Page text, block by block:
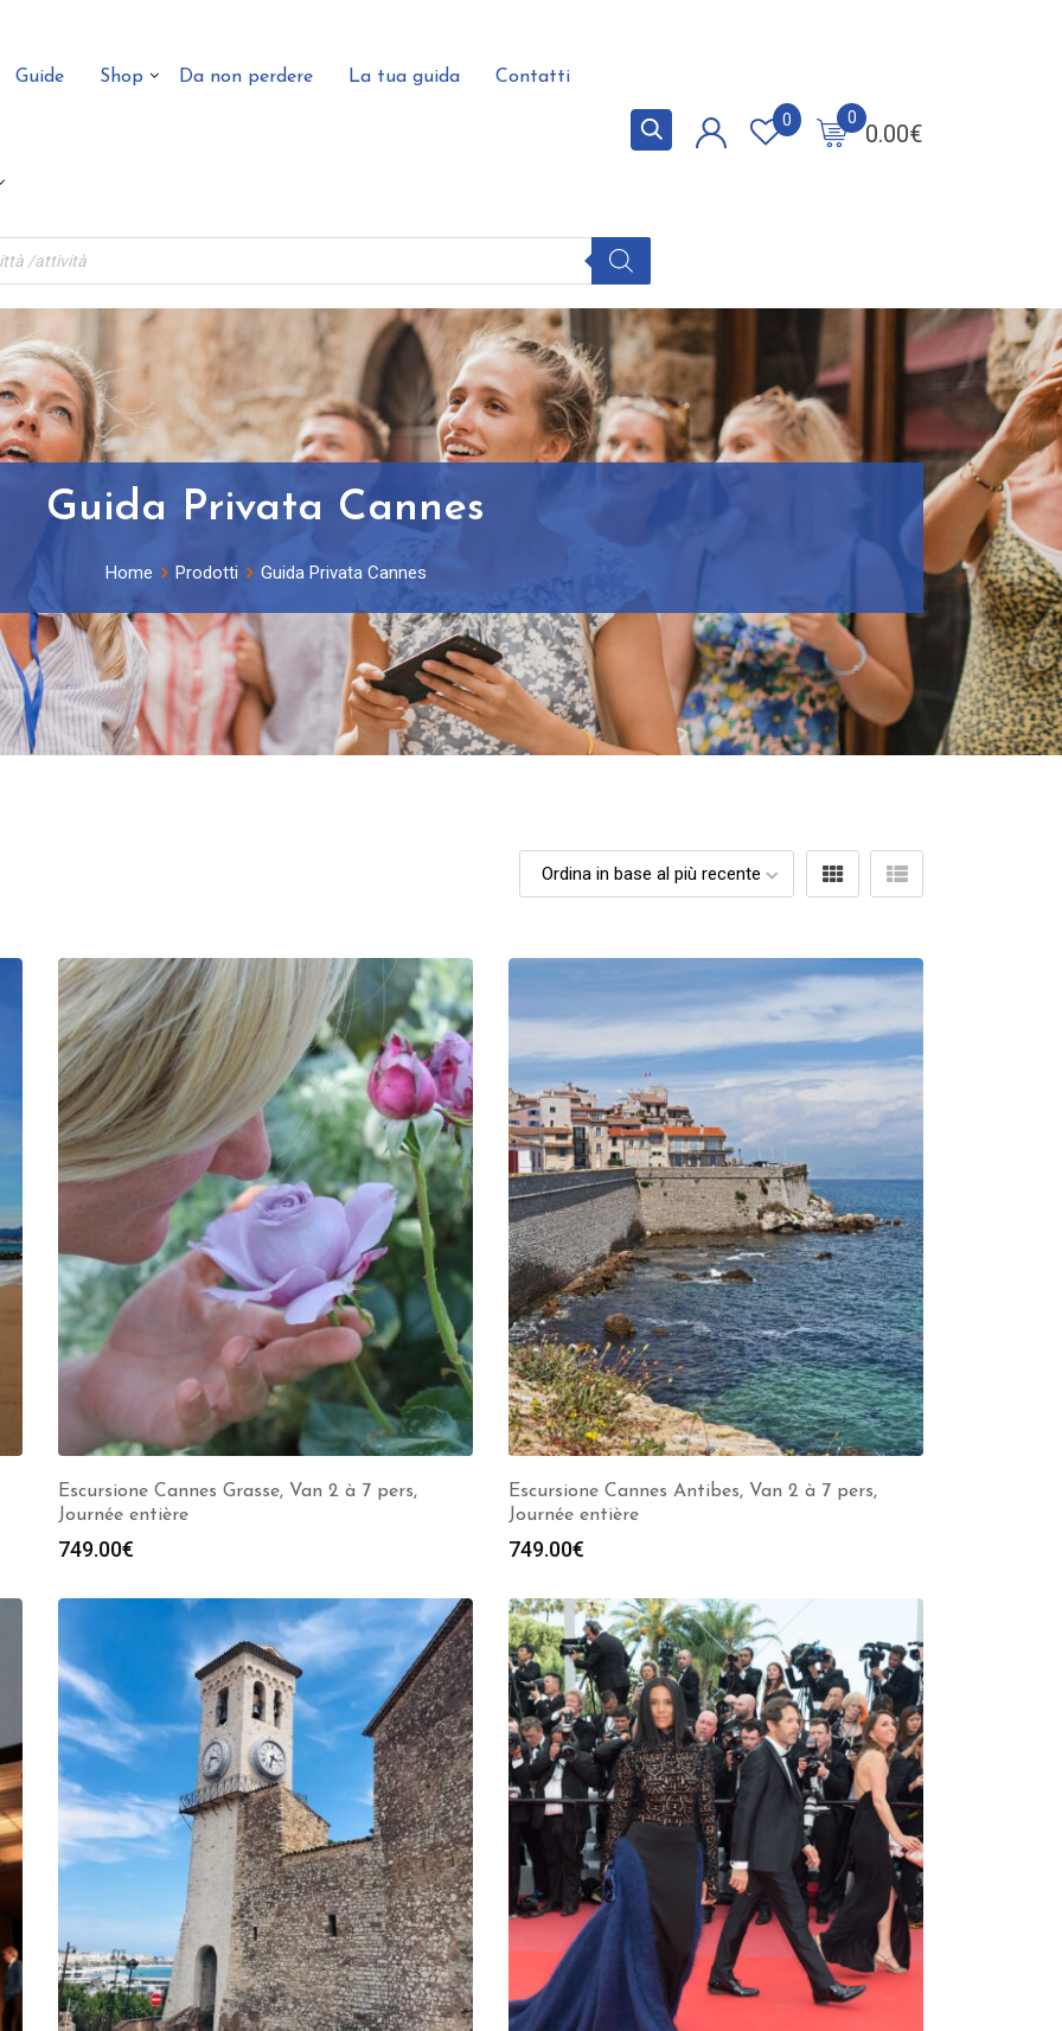
Guide Shop Da non perdere La tua guida Contatti
0.00€
0
0
Guida Privata Cannes
Home Prodotti Guida Privata Cannes
Escursione Cannes Grasse, Van 2 à 7 pers,
Journée entière
749.00€
Escursione Cannes Antibes, Van 2 à 7 pers,
Journée entière
749.00€